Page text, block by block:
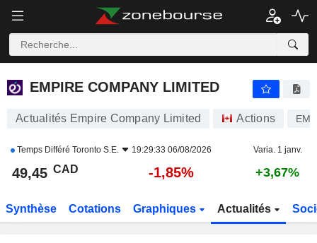
EMPIRE COMPANY LIMITED
EMPIRE COMPANY LIMITED
Actualités Empire Company Limited Actions
Temps Différé Toronto S.E. 19:29:33 06/08/2026 Varia. 1 janv.
49,45 CAD -1,85% +3,67%
Synthèse Cotations Graphiques Actualités